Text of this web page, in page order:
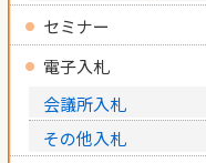
セミナー
電子入札
会議所入札
その他入札